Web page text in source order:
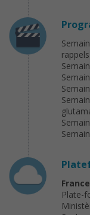
rappels
Plate-